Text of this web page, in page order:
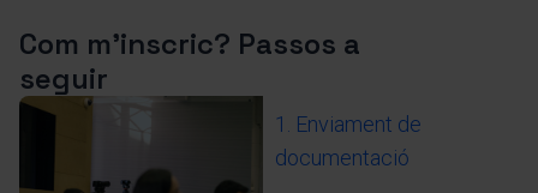
Com m'inscric? Passos a
seguir
1. Enviament de
documentació